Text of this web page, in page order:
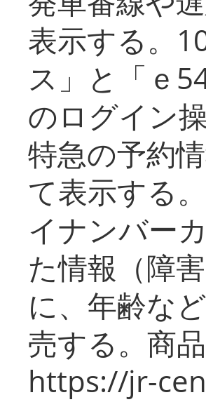
表示する。
ス」と「ｅ
のログイン
特急の予約
て表示する
イナンバー
た情報（障
に、年齢な
売する。商
https://jr-